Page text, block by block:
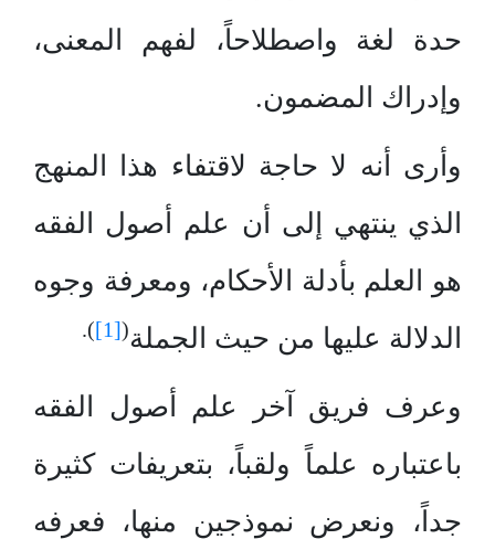
حدة لغة واصطلاحاً، لفهم المعنى،
وإدراك المضمون.
وأرى أنه لا حاجة لاقتفاء هذا المنهج
الذي ينتهي إلى أن علم أصول الفقه
هو العلم بأدلة الأحكام، ومعرفة وجوه
الدلالة عليها من حيث الجملة(
[1]
).
وعرف فريق آخر علم أصول الفقه
باعتباره علماً ولقباً، بتعريفات كثيرة
جداً، ونعرض نموذجين منها، فعرفه